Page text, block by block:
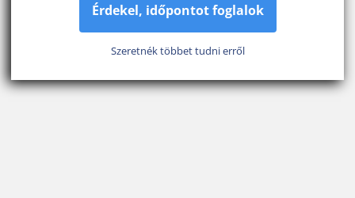
Érdekel, időpontot foglalok
Szeretnék többet tudni erről